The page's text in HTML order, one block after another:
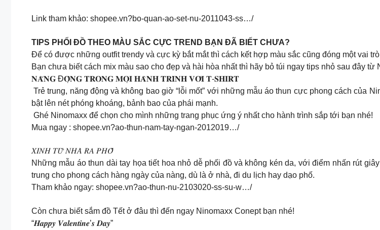
Link tham khảo: shopee.vn?bo-quan-ao-set-nu-2011043-ss…/
TIPS PHỐI ĐỒ THEO MÀU SẮC CỰC TREND BẠN ĐÃ BIẾT CHƯA?
Để có được những outfit trendy và cực kỳ bắt mắt thì cách kết hợp màu sắc cũng đóng một vai
Bạn chưa biết cách mix màu sao cho đẹp và hài hòa nhất thì hãy bỏ túi ngay tips nhỏ sau đây từ
𝐍𝐀̆𝐍𝐆 Đ𝐎̣̂𝐍𝐆 𝐓𝐑𝐎𝐍𝐆 𝐌𝐎̣𝐈 𝐇𝐀̀𝐍𝐇 𝐓𝐑𝐈̀𝐍𝐇 𝐕𝐎̛́𝐈 𝐓-𝐒𝐇𝐈𝐑𝐓
Trẻ trung, năng động và không bao giờ “lỗi mốt” với những mẫu áo thun cực phong cách của
bật lên nét phóng khoáng, bảnh bao của phái mạnh.
️ Ghé Ninomaxx để chọn cho mình những trang phục ứng ý nhất cho hành trình sắp tới bạn nhé!
Mua ngay : shopee.vn?ao-thun-nam-tay-ngan-2012019…/
𝑋𝐼𝑁𝐻 𝑇𝑈̛̀ 𝑁𝐻𝐴̀ 𝑅𝐴 𝑃𝐻𝑂̂́
Những mẫu áo thun dài tay họa tiết hoa nhỏ dễ phối đồ và không kén da, với điểm nhấn rút
trung cho phong cách hàng ngày của nàng, dù là ở nhà, đi du lịch hay dạo phố.
Tham khảo ngay: shopee.vn?ao-thun-nu-2103020-ss-su-w…/
Còn chưa biết sắm đồ Tết ở đâu thì đến ngay Ninomaxx Conept bạn nhé!
“𝑯𝒂𝒑𝒑𝒚 𝑽𝒂𝒍𝒆𝒏𝒕𝒊𝒏𝒆’𝒔 𝑫𝒂𝒚”